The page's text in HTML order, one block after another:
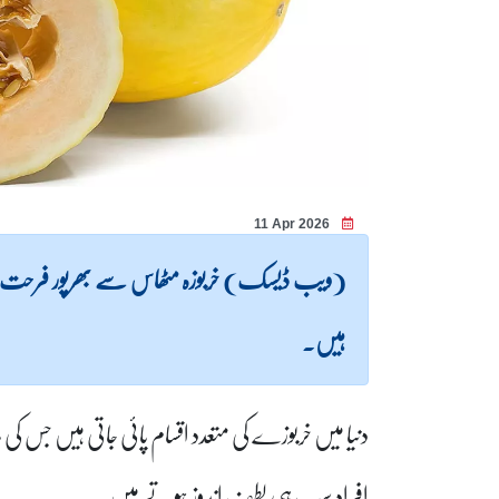
11 Apr 2026
(ویب ڈیسک) خربوزہ مٹھاس سے بھرپور
ہیں۔
دنیا میں خربوزے کی متعدد اقسام پائی جاتی